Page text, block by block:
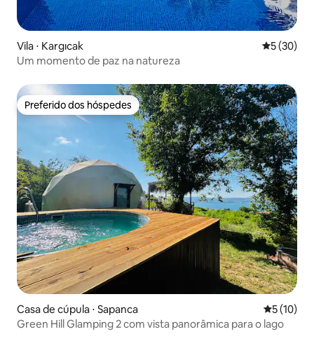
Vila ⋅ Kargıcak 5 de uma
5 (30)
Um momento de paz na natureza
Preferido dos hóspedes
Preferido dos hóspedes
Casa de cúpula ⋅ Sapanca 5 de uma
5 (10)
Green Hill Glamping 2 com vista panorâmica para o lago